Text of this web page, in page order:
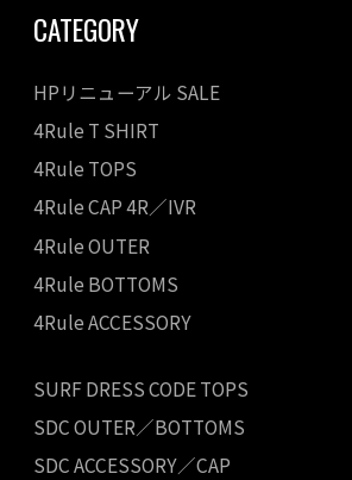
CATEGORY
HPリニューアル SALE
4Rule T SHIRT
4Rule TOPS
4Rule CAP 4R／IVR
4Rule OUTER
4Rule BOTTOMS
4Rule ACCESSORY
SURF DRESS CODE TOPS
SDC OUTER／BOTTOMS
SDC ACCESSORY／CAP